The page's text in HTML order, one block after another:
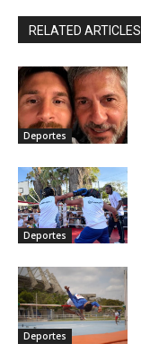
RELATED ARTICLES
Deportes
Deportes
Deportes